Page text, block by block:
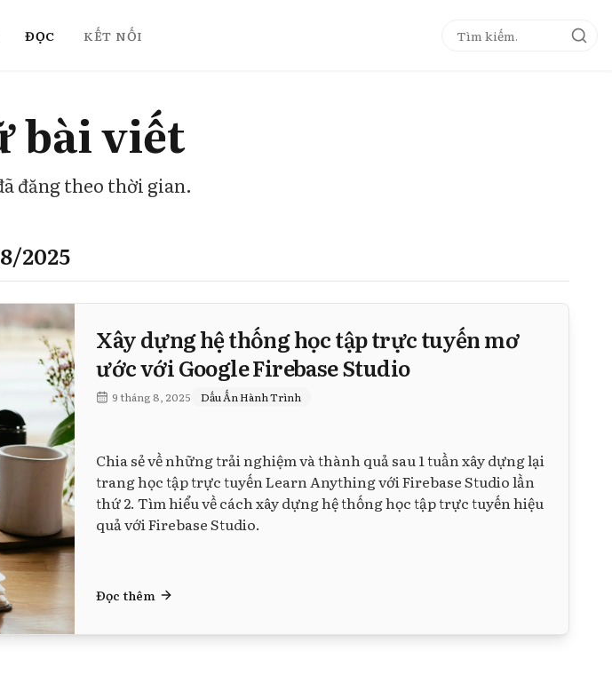
ĐỌC KẾT NỐI
bài viết
đăng theo thời gian.
2025
Xây dựng hệ thống học tập trực tuyến mơ
ước với Google Firebase Studio
9 tháng 8, 2025 Dấu Ấn Hành Trình
Chia sẻ về những trải nghiệm và thành quả sau 1 tuần xây dựng lại
trang học tập trực tuyến Learn Anything với Firebase Studio lần
thứ 2. Tìm hiểu về cách xây dựng hệ thống học tập trực tuyến hiệu
quả với Firebase Studio.
Đọc thêm